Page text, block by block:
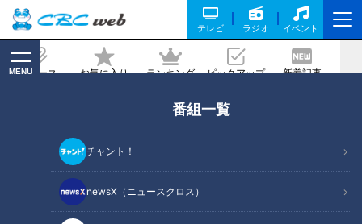
テレビ ラジオ イベント
ニュース お気に入り ランキング ピックアップ 新着記事
MENU
番組一覧
チャント！
newsX（ニュースクロス）
特別番組